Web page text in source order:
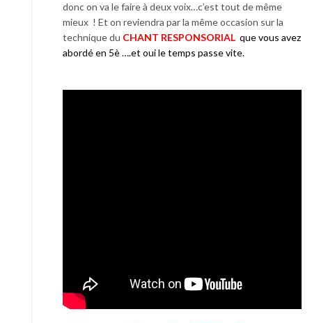
donc on va le faire à deux voix…c’est tout de même
mieux ! Et on reviendra par la même occasion sur la
technique du CHANT RESPONSORIAL que vous avez
abordé en 5è ….et oui le temps passe vite.